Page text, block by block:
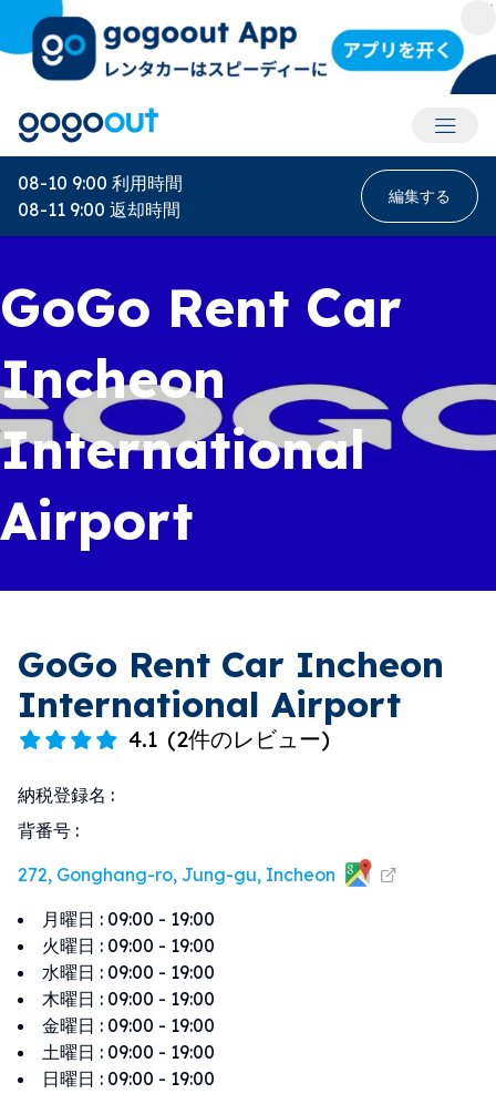
アカウ
08-10 9:00 利用時間
08-11 9:00 返却時間
編集する
GoGo Rent Car
Incheon
International
Airport
GoGo Rent Car Incheon
International Airport
4.1 (2件のレビュー)
納税登録名 :
背番号 :
272, Gonghang-ro, Jung-gu, Incheon
月曜日 : 09:00 - 19:00
火曜日 : 09:00 - 19:00
水曜日 : 09:00 - 19:00
木曜日 : 09:00 - 19:00
金曜日 : 09:00 - 19:00
土曜日 : 09:00 - 19:00
日曜日 : 09:00 - 19:00